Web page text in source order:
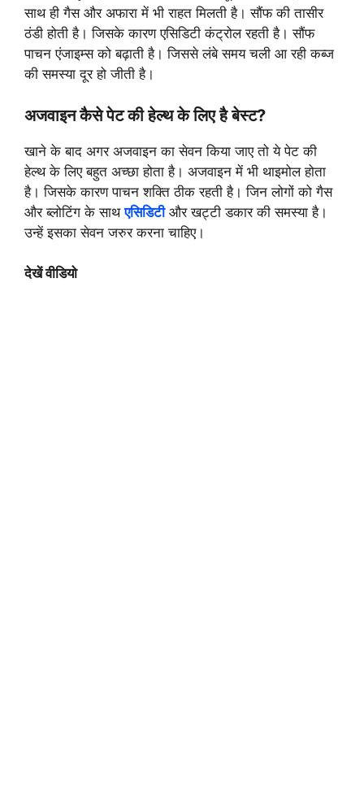
साथ ही गैस और अफारा में भी राहत मिलती है। सौंफ की तासीर
ठंडी होती है। जिसके कारण एसिडिटी कंट्रोल रहती है। सौंफ
पाचन एंजाइम्स को बढ़ाती है। जिससे लंबे समय चली आ रही कब्ज
की समस्या दूर हो जीती है।
अजवाइन कैसे पेट की हेल्थ के लिए है बेस्ट?
खाने के बाद अगर अजवाइन का सेवन किया जाए तो ये पेट की
हेल्थ के लिए बहुत अच्छा होता है। अजवाइन में भी थाइमोल होता
है। जिसके कारण पाचन शक्ति ठीक रहती है। जिन लोगों को गैस
और ब्लोटिंग के साथएसिडिटीऔर खट्टी डकार की समस्या है।
उन्हें इसका सेवन जरुर करना चाहिए।
देखें वीडियो